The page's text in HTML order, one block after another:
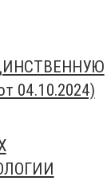
04.10.2024)